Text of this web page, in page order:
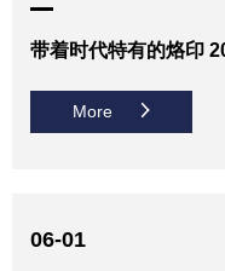
带着时代特有的烙印
More
06-01